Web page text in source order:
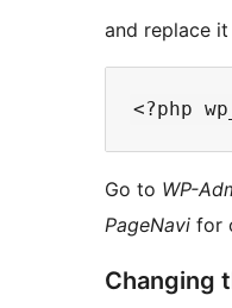
and replace
Go to WP-
PageNavi for
Changing